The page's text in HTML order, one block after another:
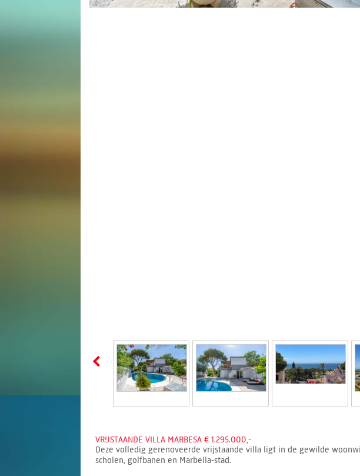
VRIJSTAANDE VILLA MARBESA € 1.295.000,-
Deze volledig gerenoveerde vrijstaande villa ligt in de gewilde
scholen, golfbanen en Marbella-stad.